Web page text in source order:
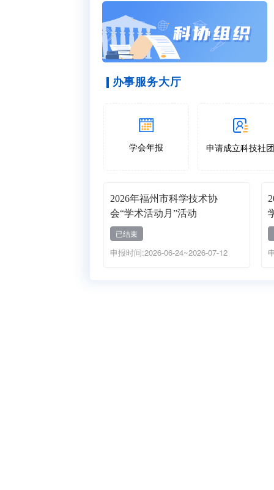
办事服务大厅
学会年报 申请成立科技社团
2026年福州市科学技术协
会“学术活动月”活动
已结束
申报时间:2026-06-24~2026-07-12